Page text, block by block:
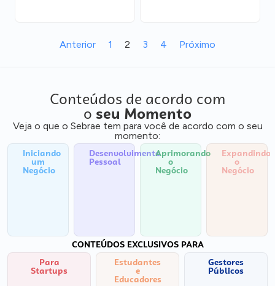
Anterior 1 2 3 4 Próximo
Conteúdos de acordo com
o seu Momento
Veja o que o Sebrae tem para você de acordo com o seu
momento:
Iniciando
um
Negócio
Desenvolvimento
Pessoal
Aprimorando
o
Negócio
Expandindo
o
Negócio
CONTEÚDOS EXCLUSIVOS PARA
Para
Startups
Estudantes
e
Educadores
Gestores
Públicos